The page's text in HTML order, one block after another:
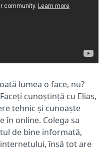
lumea o face, nu?
cunoștință cu Elias,
tehnic și cunoaște
în online. Colega sa
de bine informată,
însă tot are